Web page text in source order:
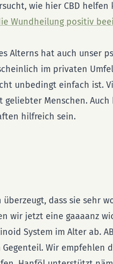
wie hier CBD helfen
Wundheilung positiv
Alterns hat auch unser
im privaten
unbedingt einfach ist.
Menschen. Auch
hilfreich sein.
dass sie sehr
wir jetzt eine gaaaanz
System im Alter ab.
Wir empfehlen